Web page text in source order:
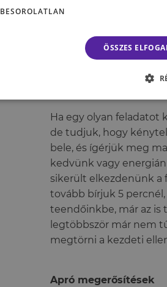
érzést kelthetnek
azzal szinte elhitetjük
Ha egy olyan feladatot
de tudjuk, hogy
bele, és ígérjük meg
kedvünk vagy
sikerült elkezdenünk a
tovább bírjuk 5
teendőinkbe, már az is
legtöbbször már nem
megtörni a kezdeti
Apró megerősítések
BESOROLATLAN
ÖSSZES